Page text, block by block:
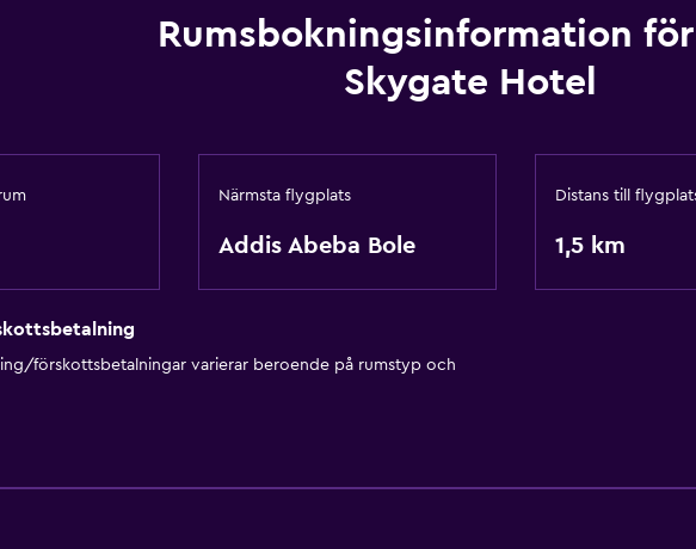
Rumsbokningsinformation
Skygate Hotel
Närmsta flygplats
Addis Abeba Bole
Distans till
1,5 km
förskottsbetalningar varierar beroende på rumstyp och